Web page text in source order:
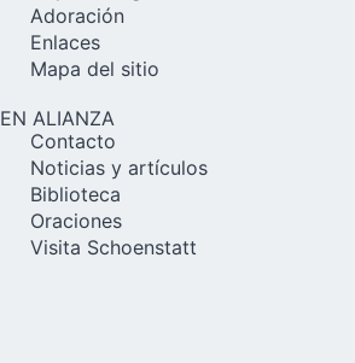
Adoración
Enlaces
Mapa del sitio
EN ALIANZA
Contacto
Noticias y artículos
Biblioteca
Oraciones
Visita Schoenstatt